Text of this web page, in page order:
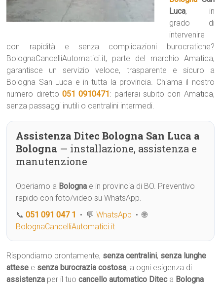
Luca, in
grado di
intervenire
con rapidità e senza complicazioni burocratiche?
BolognaCancelliAutomatici.it, parte del marchio Amatica,
garantisce un servizio veloce, trasparente e sicuro a
Bologna San Luca e in tutta la provincia. Chiama il nostro
numero diretto051 0910471: parlerai subito con Amatica,
senza passaggi inutili o centralini intermedi.
Assistenza Ditec Bologna San Luca a
Bologna — installazione, assistenza e
manutenzione
Operiamo a Bologna e in provincia di BO. Preventivo
rapido con foto/video su WhatsApp.
📞051 091 047 1 • 💬WhatsApp • 🌐
BolognaCancelliAutomatici.it
Rispondiamo prontamente, senza centralini, senza lunghe
attese e senza burocrazia costosa, a ogni esigenza di
assistenza per il tuocancello automatico Diteca Bologna